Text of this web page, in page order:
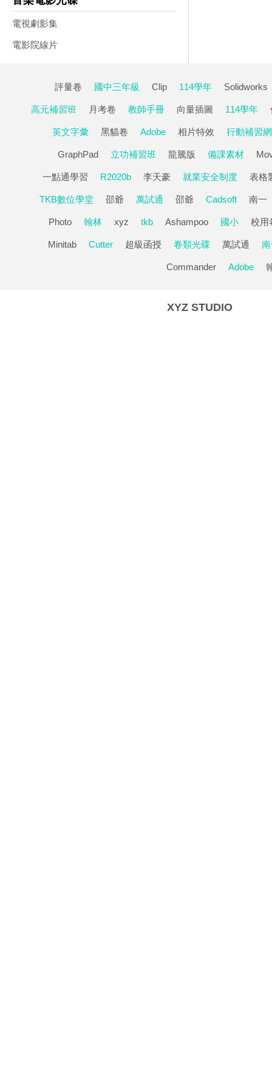
電視劇影集
電影院線片
評量卷 國中三年級 Clip 114學年 Solidworks
高元補習班 月考卷 教師手冊 向量插圖 114學年
英文字彙 黑貓卷 Adobe 相片特效 行動補習網
GraphPad 立功補習班 龍騰版 備課素材
一點通學習 R2020b 李天豪 就業安全制度 表格
TKB數位學堂 邵爺 萬試通 邵爺 Cadsoft 南一
Photo 翰林 xyz tkb Ashampoo 國小 校用
Minitab Cutter 超級函授 卷類光碟 萬試通
Commander Adobe
XYZ STUDIO